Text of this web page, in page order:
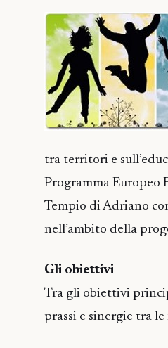
tra territori e
Programma Europeo
Tempio di Adriano
nell’ambito della
Gli obiettivi
Tra gli obiettivi
prassi e sinergie tra